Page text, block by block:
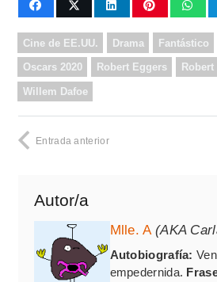
Cine de EE.UU. Drama Fantástico
Oscars 2020 Robert Eggers
Willem Dafoe
Entrada anterior
Autor/a
Mlle. A (AKA
Autobiografía:
empedernida.